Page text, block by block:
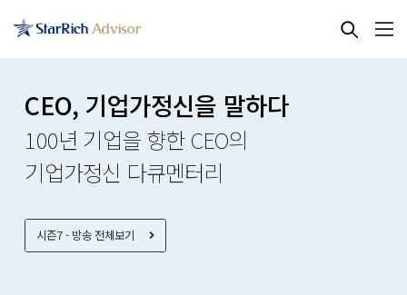
CEO, 기업가정신을 말하다
100년 기업을 향한 CEO의
기업가정신 다큐멘터리
시즌7 - 방송 전체보기